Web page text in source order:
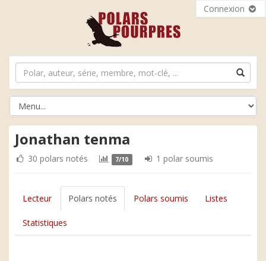
Connexion
Jonathan tenma
30 polars notés 7/10 1 polar soumis
Lecteur Polars notés Polars soumis Listes
Statistiques